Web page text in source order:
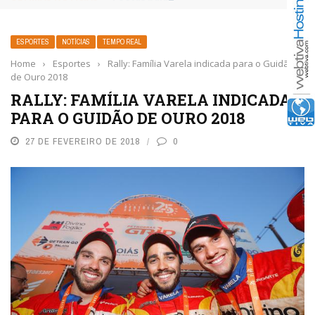
ESPORTES NOTÍCIAS TEMPO REAL
Home › Esportes ›
Rally: Família Varela indicada para o Guidão
de Ouro 2018
RALLY: FAMÍLIA VARELA INDICADA
PARA O GUIDÃO DE OURO 2018
27 DE FEVEREIRO DE 2018 0